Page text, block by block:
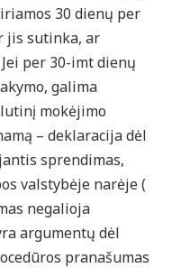
30 dienų per
jis sutinka, ar
per 30-imt dienų
galima
mokėjimo
– deklaracija dėl
sprendimas,
valstybėje narėje (
negalioja
argumentų dėl
pranašumas